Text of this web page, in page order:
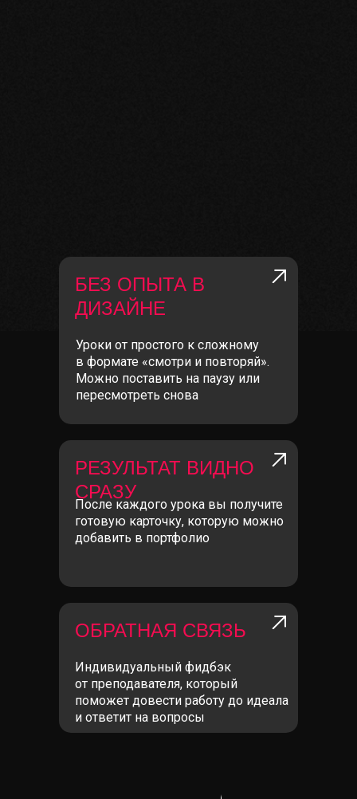
БЕЗ ОПЫТА В
ДИЗАЙНЕ
Уроки от простого к сложному
в формате «смотри и повторяй».
Можно поставить на паузу или
пересмотреть снова
ОБРАТНАЯ СВЯЗЬ
Индивидуальный фидбэк
от преподавателя, который
поможет довести работу до идеала
и ответит на вопросы
РЕЗУЛЬТАТ ВИДНО
СРАЗУ
После каждого урока вы получите
готовую карточку, которую можно
добавить в портфолио